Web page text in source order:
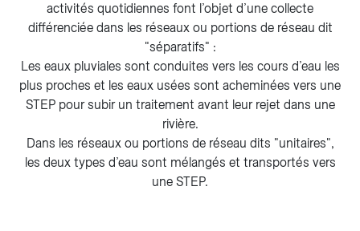
activités quotidiennes font l’objet d’une collecte
différenciée dans les réseaux ou portions de réseau dit
"séparatifs" :
Les eaux pluviales sont conduites vers les cours d’eau les
plus proches et les eaux usées sont acheminées vers une
STEP pour subir un traitement avant leur rejet dans une
rivière.
Dans les réseaux ou portions de réseau dits "unitaires",
les deux types d’eau sont mélangés et transportés vers
une STEP.